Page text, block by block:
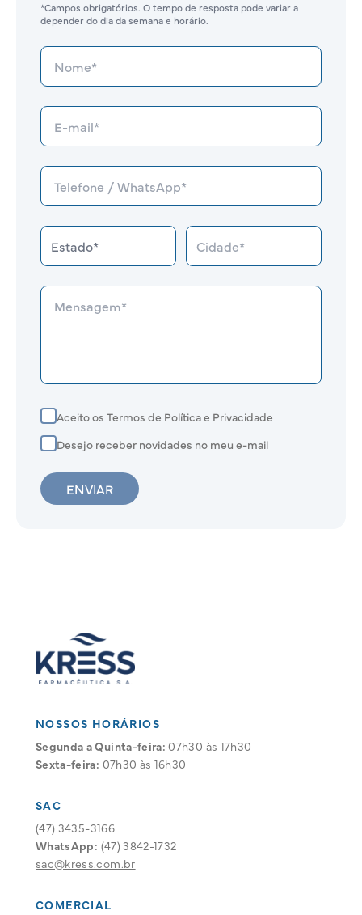
*Campos obrigatórios. O tempo de resposta pode variar a
depender do dia da semana e horário.
Aceito os Termos de Política e Privacidade
Desejo receber novidades no meu e-mail
ENVIAR
NOSSOS HORÁRIOS
Segunda a Quinta-feira: 07h30 às 17h30
Sexta-feira: 07h30 às 16h30
SAC
(47) 3435-3166
WhatsApp: (47) 3842-1732
sac@kress.com.br
COMERCIAL